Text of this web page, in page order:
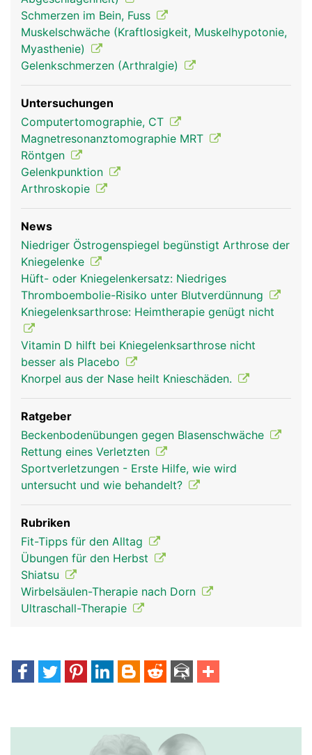
Stossdämpfer dienen. Stabilisiert wird das
Kniegelenk ausserdem durch zwei Kreuzbänder,
die von vorne nach hinten ziehen und sich dabei
überkreuzen, sowie durch die Seitenbänder. Auch
die Kniescheibe wird durch Bänder in Position
gehalten.
Kniegelenk Frau
Schmerzen im Bein, Fuss
Muskelschwäche (Kraftlosigkeit, Muskelhypotonie,
Myasthenie)
Gelenkschmerzen (Arthralgie)
Untersuchungen
Computertomographie, CT
Magnetresonanztomographie MRT
Röntgen
Gelenkpunktion
Arthroskopie
News
Niedriger Östrogenspiegel begünstigt Arthrose der
Kniegelenke
Hüft- oder Kniegelenkersatz: Niedriges
Thromboembolie-Risiko unter Blutverdünnung
Kniegelenksarthrose: Heimtherapie genügt nicht
Vitamin D hilft bei Kniegelenksarthrose nicht
besser als Placebo
Knorpel aus der Nase heilt Knieschäden.
Ratgeber
Beckenbodenübungen gegen Blasenschwäche
Rettung eines Verletzten
Sportverletzungen - Erste Hilfe, wie wird
untersucht und wie behandelt?
Rubriken
Fit-Tipps für den Alltag
Übungen für den Herbst
Shiatsu
Wirbelsäulen-Therapie nach Dorn
Ultraschall-Therapie